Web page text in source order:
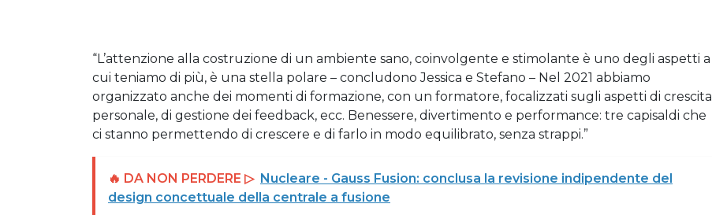
“L’attenzione alla costruzione di un ambiente sano, coinvolgente e stimolante è uno degli aspetti a
cui teniamo di più, è una stella polare – concludono Jessica e Stefano – Nel 2021 abbiamo
organizzato anche dei momenti di formazione, con un formatore, focalizzati sugli aspetti di crescita
personale, di gestione dei feedback, ecc. Benessere, divertimento e performance: tre capisaldi che
ci stanno permettendo di crescere e di farlo in modo equilibrato, senza strappi.”
🔥 DA NON PERDERE ▷ Nucleare - Gauss Fusion: conclusa la revisione indipendente del
design concettuale della centrale a fusione